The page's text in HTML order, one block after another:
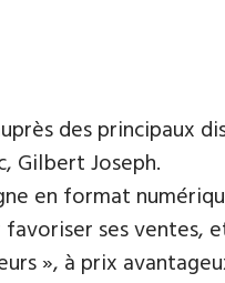
des principaux
Gilbert Joseph.
en format
ses ventes,
», à prix